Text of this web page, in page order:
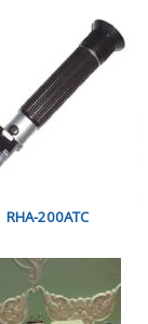
RHA-200АТС